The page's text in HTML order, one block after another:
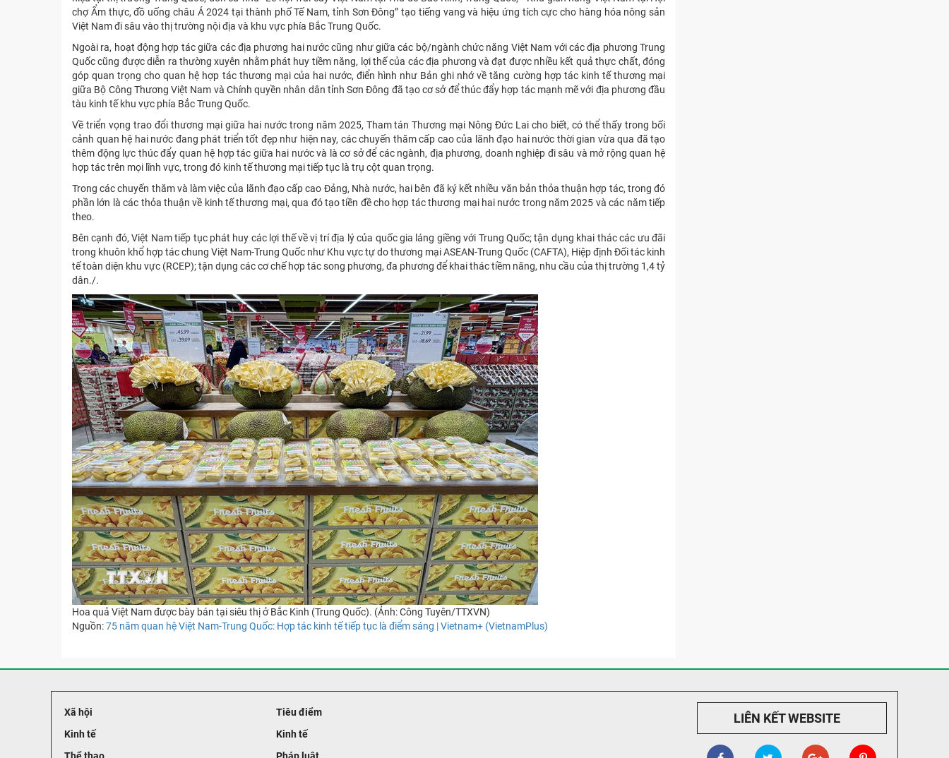
chợ Ẩm thực, đồ uống châu Á 2024 tại thành phố Tế Nam, tỉnh Sơn Đông” tạo tiếng vang và hiệu ứng tích cực cho hàng hóa nông sản
Việt Nam đi sâu vào thị trường nội địa và khu vực phía Bắc Trung Quốc.
Ngoài ra, hoạt động hợp tác giữa các địa phương hai nước cũng như giữa các bộ/ngành chức năng Việt Nam với các địa phương Trung
Quốc cũng được diễn ra thường xuyên nhằm phát huy tiềm năng, lợi thế của các địa phương và đạt được nhiều kết quả thực chất, đóng
góp quan trọng cho quan hệ hợp tác thương mại của hai nước, điển hình như Bản ghi nhớ về tăng cường hợp tác kinh tế thương mại
giữa Bộ Công Thương Việt Nam và Chính quyền nhân dân tỉnh Sơn Đông đã tạo cơ sở để thúc đẩy hợp tác mạnh mẽ với địa phương đầu
tàu kinh tế khu vực phía Bắc Trung Quốc.
Về triển vọng trao đổi thương mại giữa hai nước trong năm 2025, Tham tán Thương mại Nông Đức Lai cho biết, có thể thấy trong bối
cảnh quan hệ hai nước đang phát triển tốt đẹp như hiện nay, các chuyến thăm cấp cao của lãnh đạo hai nước thời gian vừa qua đã tạo
thêm động lực thúc đẩy quan hệ hợp tác giữa hai nước và là cơ sở để các ngành, địa phương, doanh nghiệp đi sâu và mở rộng quan hệ
hợp tác trên mọi lĩnh vực, trong đó kinh tế thương mại tiếp tục là trụ cột quan trọng.
Trong các chuyến thăm và làm việc của lãnh đạo cấp cao Đảng, Nhà nước, hai bên đã ký kết nhiều văn bản thỏa thuận hợp tác, trong đó
phần lớn là các thỏa thuận về kinh tế thương mại, qua đó tạo tiền đề cho hợp tác thương mại hai nước trong năm 2025 và các năm tiếp
theo.
Bên cạnh đó, Việt Nam tiếp tục phát huy các lợi thế về vị trí địa lý của quốc gia láng giềng với Trung Quốc; tận dụng khai thác các ưu đãi
trong khuôn khổ hợp tác chung Việt Nam-Trung Quốc như Khu vực tự do thương mại ASEAN-Trung Quốc (CAFTA), Hiệp định Đối tác kinh
tế toàn diện khu vực (RCEP); tận dụng các cơ chế hợp tác song phương, đa phương để khai thác tiềm năng, nhu cầu của thị trường 1,4 tỷ
dân./.
Hoa quả Việt Nam được bày bán tại siêu thị ở Bắc Kinh (Trung Quốc). (Ảnh: Công Tuyên/TTXVN)
Nguồn:75 năm quan hệ Việt Nam-Trung Quốc: Hợp tác kinh tế tiếp tục là điểm sáng | Vietnam+ (VietnamPlus)
Xã hội
Kinh tế
Thể thao
Tiêu điểm
Kinh tế
Pháp luật
LIÊN KẾT WEBSITE